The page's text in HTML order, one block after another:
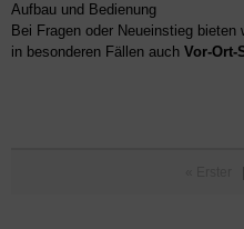
Aufbau und Bedienung
Bei Fragen oder Neueinstieg bieten
in besonderen Fällen auch Vor-Ort-